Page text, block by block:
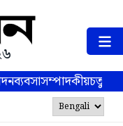
ব্যবসাসম্পাদকীয়